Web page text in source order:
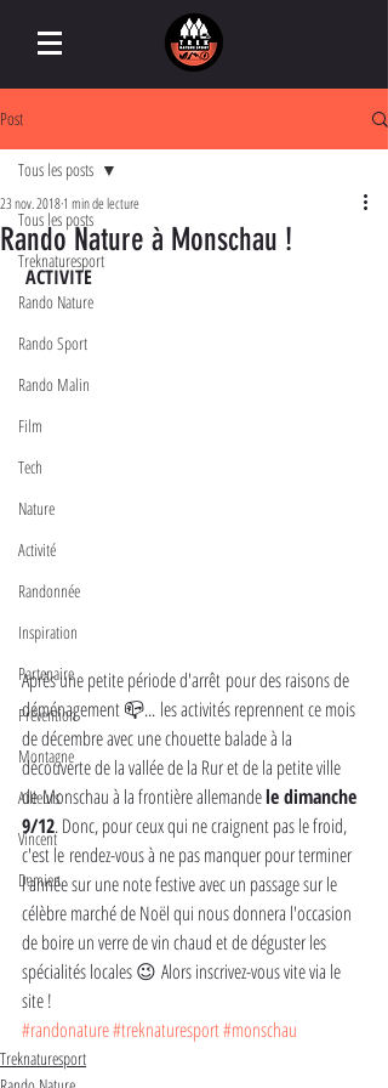
Post
Tous les posts
Treknaturesport
Rando Nature
Rando Sport
Rando Malin
Film
Tech
Nature
Activité
Randonnée
Inspiration
Partenaire
Prévention
Montagne
Ailleurs
Vincent
Damien
Tous les posts
Rando Nature à Monschau !
23 nov. 20181 min de lecture
ACTIVITE
Après une petite période d'arrêt pour des raisons de
déménagement 📪... les activités reprennent ce mois
de décembre avec une chouette balade à la
découverte de la vallée de la Rur et de la petite ville
de Monschau à la frontière allemande le dimanche
9/12. Donc, pour ceux qui ne craignent pas le froid,
c'est le rendez-vous à ne pas manquer pour terminer
l'année sur une note festive avec un passage sur le
célèbre marché de Noël qui nous donnera l'occasion
de boire un verre de vin chaud et de déguster les
spécialités locales 😉 Alors inscrivez-vous vite via le
site !
#randonature#treknaturesport#monschau
Treknaturesport